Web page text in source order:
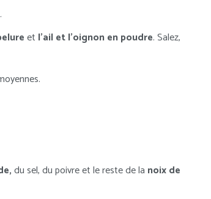
et l’ail et l’oignon en poudre. Salez,
du sel, du poivre et le reste de la noix de